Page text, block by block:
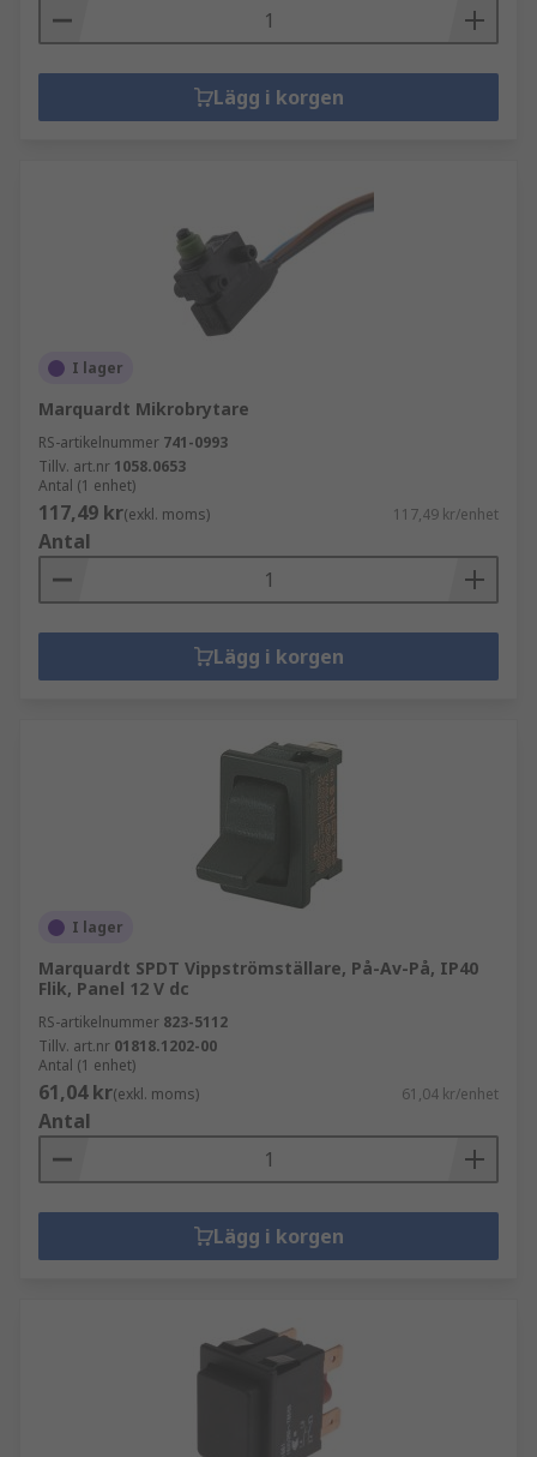
Lägg i korgen
I lager
Marquardt Mikrobrytare
RS-artikelnummer 741-0993
Tillv. art.nr 1058.0653
Antal (1 enhet)
117,49 kr(exkl. moms) 117,49 kr/enhet
Antal
Lägg i korgen
I lager
Marquardt SPDT Vippströmställare, På-Av-På, IP40
Flik, Panel 12 V dc
RS-artikelnummer 823-5112
Tillv. art.nr 01818.1202-00
Antal (1 enhet)
61,04 kr(exkl. moms) 61,04 kr/enhet
Antal
Lägg i korgen